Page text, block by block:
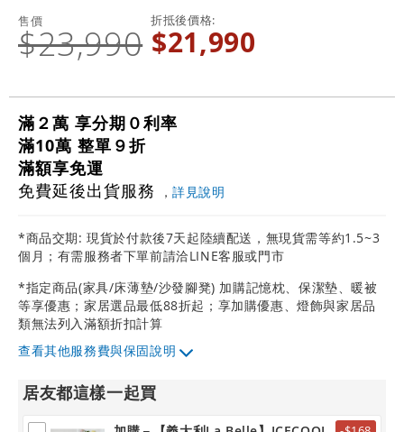
折抵後價格
$21,990
售價
$23,990
滿２萬 享分期０利率
滿10萬 整單９折
滿額享免運
免費延後出貨服務 ，詳見說明
*商品交期: 現貨於付款後7天起陸續配送，無現貨需等約1.5~3
個月；有需服務者下單前請洽LINE客服或門市
*指定商品(家具/床薄墊/沙發腳凳) 加購記憶枕、保潔墊、暖被
等享優惠；家居選品最低88折起；享加購優惠、燈飾與家居品
類無法列入滿額折扣計算
其他服務費與保固說明
居友都這樣一起買